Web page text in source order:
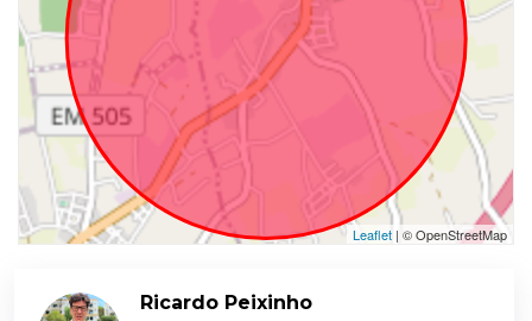
Leaflet | © OpenStreetMap
Ricardo Peixinho